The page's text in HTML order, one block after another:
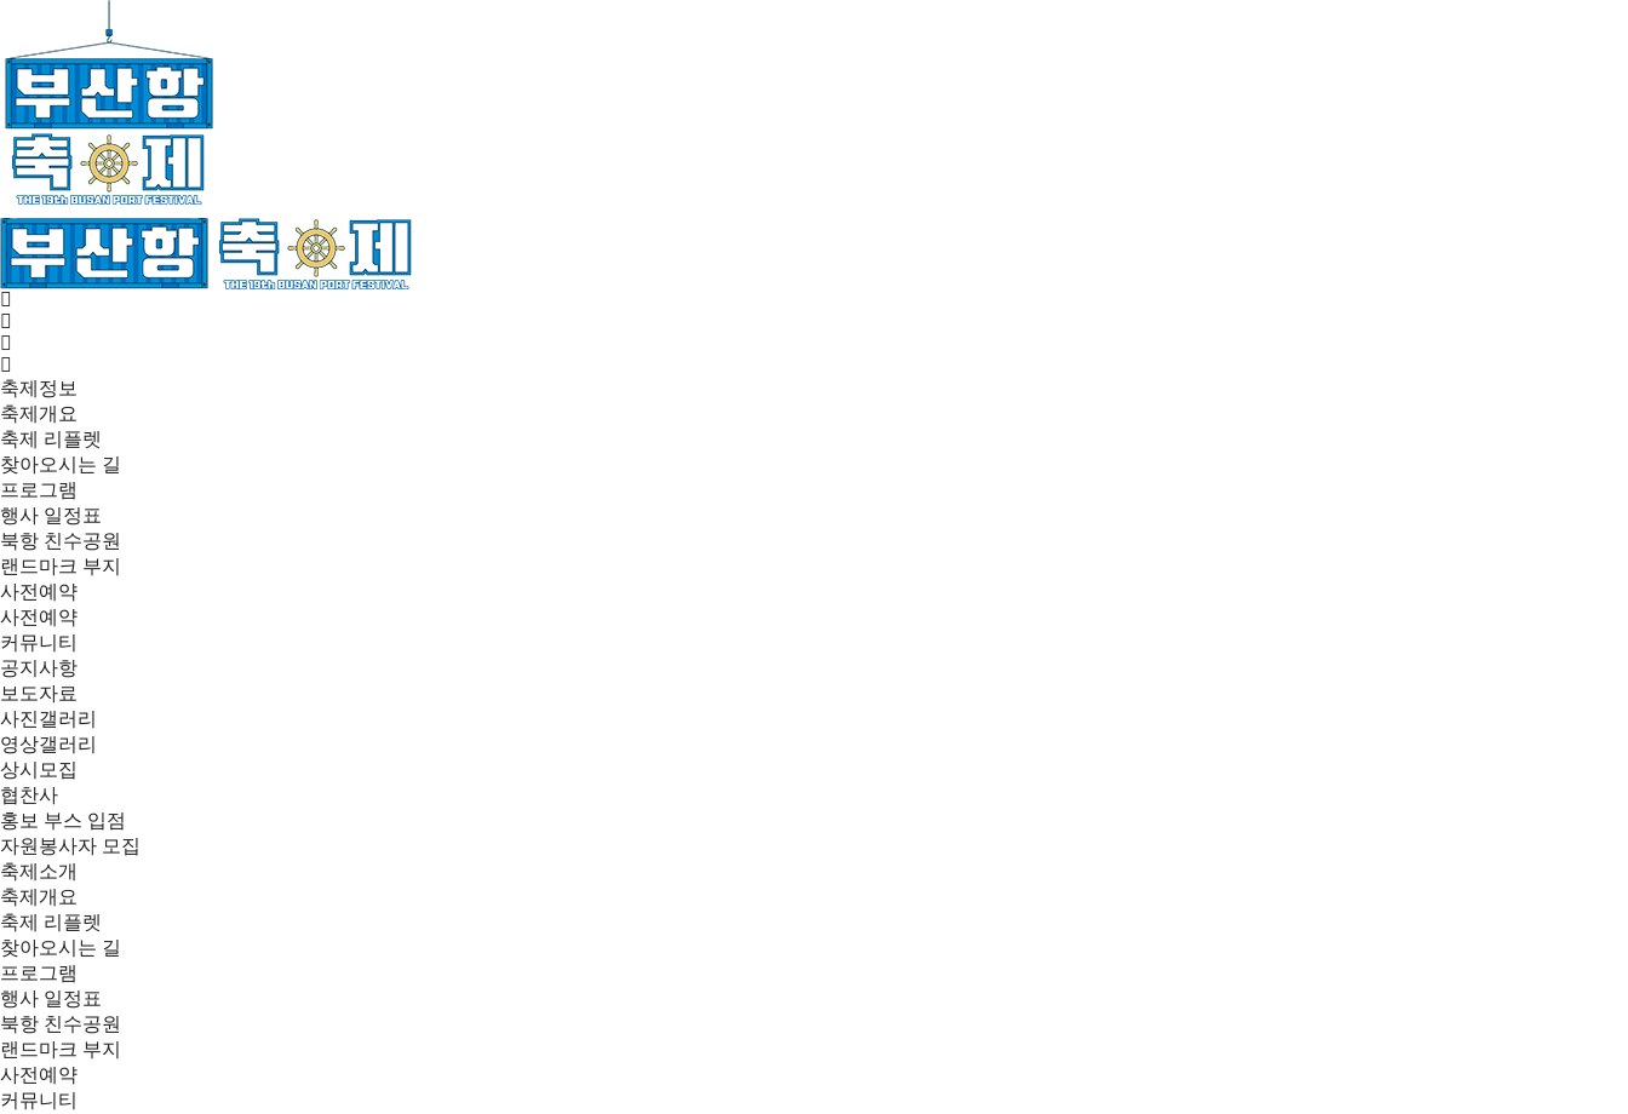
축제정보
축제개요
축제 리플렛
찾아오시는 길
프로그램
행사 일정표
북항 친수공원
랜드마크 부지
사전예약
사전예약
커뮤니티
공지사항
보도자료
사진갤러리
영상갤러리
상시모집
협찬사
홍보 부스 입점
자원봉사자 모집
축제소개
축제개요
축제 리플렛
찾아오시는 길
프로그램
행사 일정표
북항 친수공원
랜드마크 부지
사전예약
커뮤니티